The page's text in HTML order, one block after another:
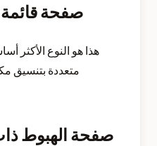
صفحة قائمة
هذا هو النوع الأكثر
متعددة بتنسيق
صفحة الهبوط ذات